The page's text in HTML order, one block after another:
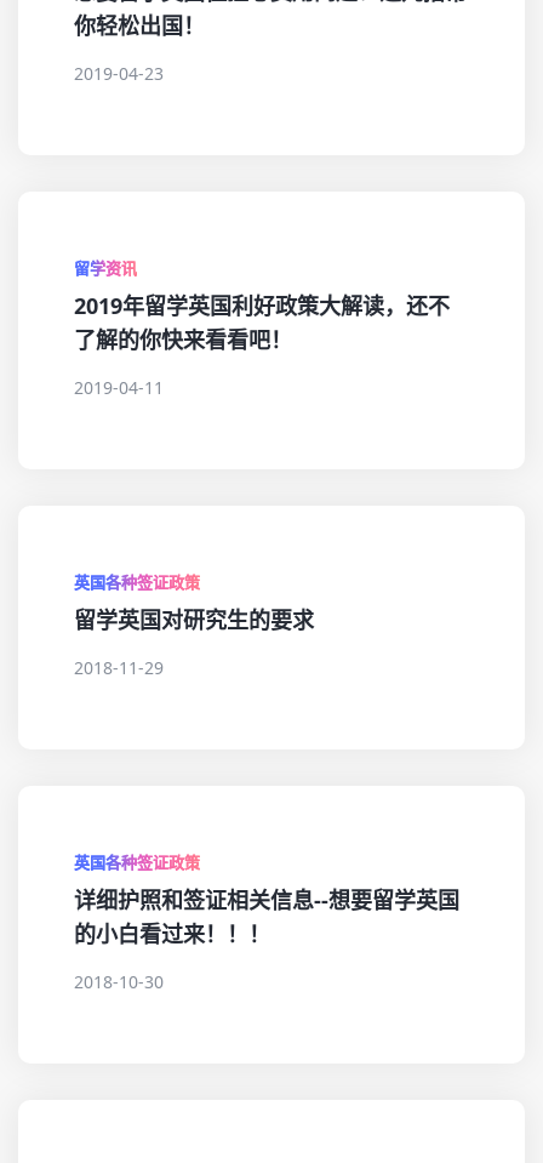
你轻松出国！
2019-04-23
留学资讯
2019年留学英国利好政策大解读，还不
了解的你快来看看吧！
2019-04-11
英国各种签证政策
留学英国对研究生的要求
2018-11-29
英国各种签证政策
详细护照和签证相关信息--想要留学英国
的小白看过来！！！
2018-10-30